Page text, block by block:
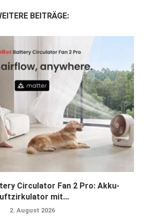
BEITRÄGE:
Circulator Fan 2 Pro: Akku-
mit...
2. August 2026